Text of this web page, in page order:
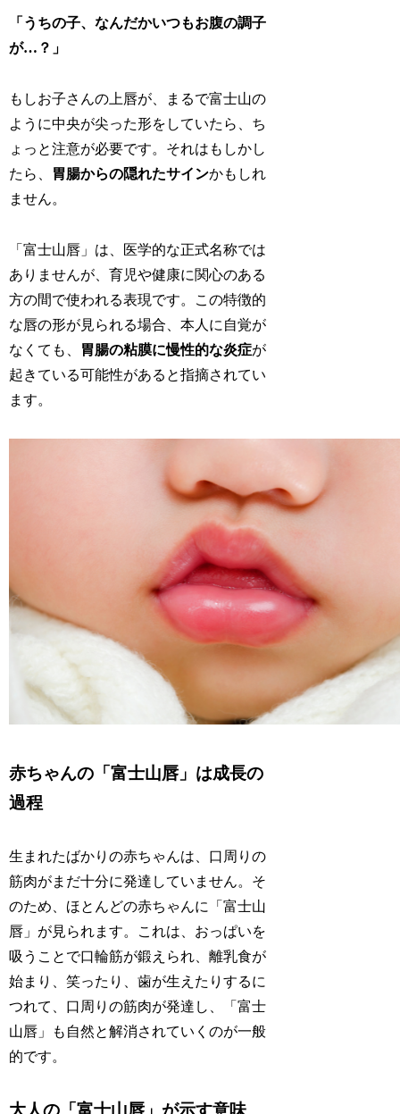
「うちの子、なんだかいつもお腹の調子
が…？」
もしお子さんの上唇が、まるで富士山の
ように中央が尖った形をしていたら、ち
ょっと注意が必要です。それはもしかし
たら、
胃腸からの隠れたサインかもしれ
ません。
「富士山唇」は、医学的な正式名称では
ありませんが、育児や健康に関心のある
方の間で使われる表現です。この特徴的
な唇の形が見られる場合、本人に自覚が
なくても、
胃腸の粘膜に慢性的な炎症が
起きている可能性があると指摘されてい
ます。
赤ちゃんの「富士山唇」は成長の
過程
生まれたばかりの赤ちゃんは、口周りの
筋肉がまだ十分に発達していません。そ
のため、ほとんどの赤ちゃんに「富士山
唇」が見られます。これは、おっぱいを
吸うことで口輪筋が鍛えられ、離乳食が
始まり、笑ったり、歯が生えたりするに
つれて、口周りの筋肉が発達し、「富士
山唇」も自然と解消されていくのが一般
的です。
大人の「富士山唇」が示す意味